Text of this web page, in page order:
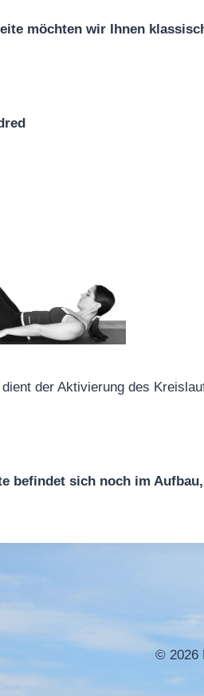
möchten wir Ihnen
der Aktivierung des
befindet sich noch im
© 2026